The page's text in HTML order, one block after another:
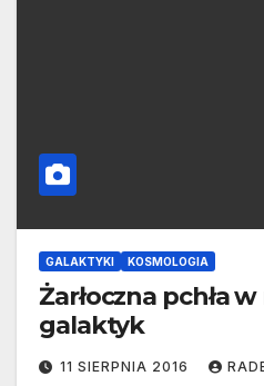
GALAKTYKI KOSMOLOGIA
Żarłoczna pchła
galaktyk
11 SIERPNIA 2016